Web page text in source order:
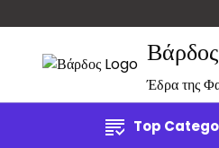
Βάρδος
Έδρα της
Top